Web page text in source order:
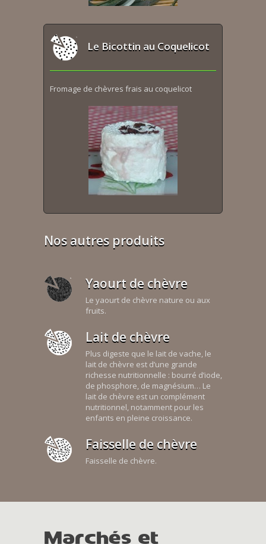
Le Bicottin au Coquelicot
Fromage de chèvres frais au coquelicot
Nos autres produits
Yaourt de chèvre
Le yaourt de chèvre nature ou aux
fruits.
Lait de chèvre
Plus digeste que le lait de vache, le
lait de chèvre est d’une grande
richesse nutritionnelle : bourré d’iode,
de phosphore, de magnésium… Le
lait de chèvre est un complément
nutritionnel, notamment pour les
enfants en pleine croissance.
Faisselle de chèvre
Faisselle de chèvre.
Marchés et